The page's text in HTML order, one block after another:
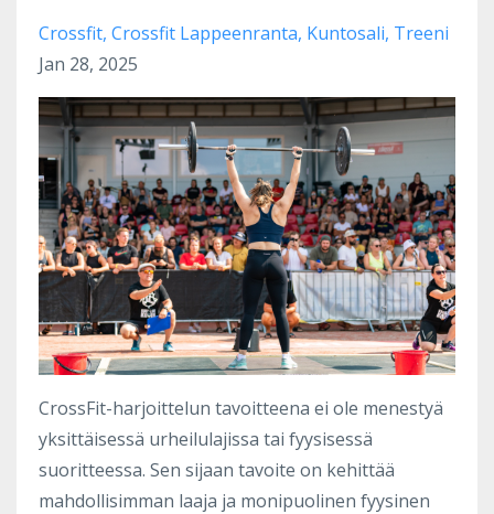
Crossfit Crossfit Lappeenranta Kuntosali Treeni
Jan 28, 2025
CrossFit-harjoittelun tavoitteena ei ole menestyä
yksittäisessä urheilulajissa tai fyysisessä
suoritteessa. Sen sijaan tavoite on kehittää
mahdollisimman laaja ja monipuolinen fyysinen